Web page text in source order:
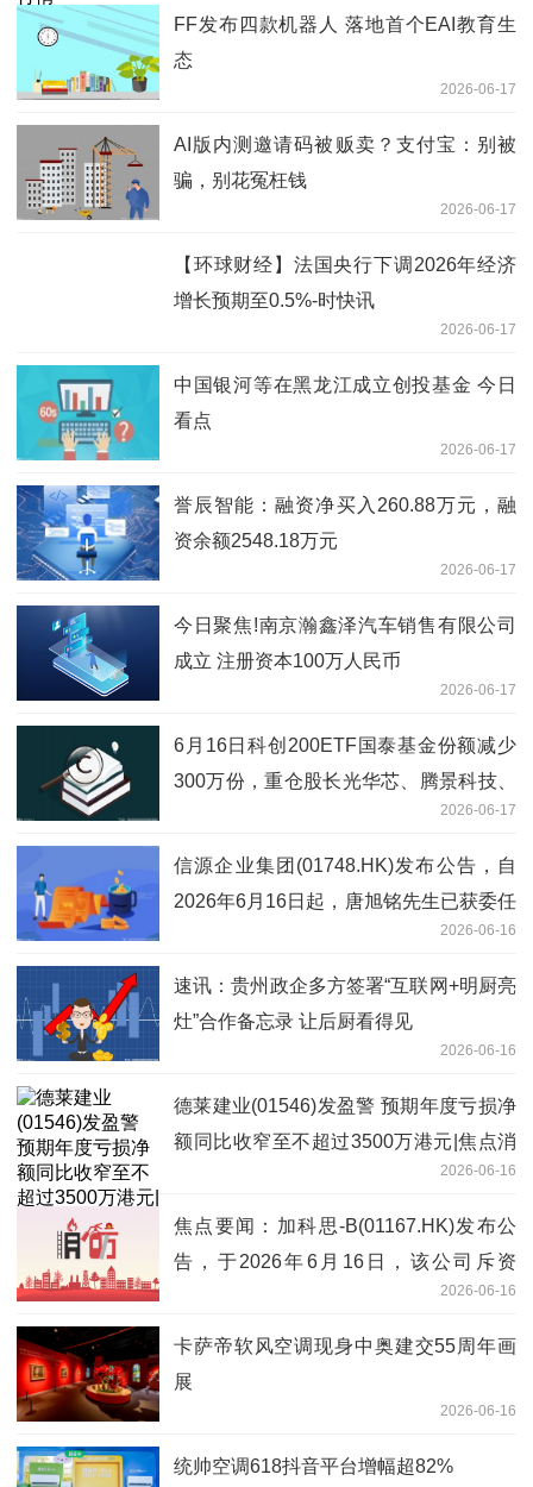
FF发布四款机器人 落地首个EAI教育生
态
2026-06-17
AI版内测邀请码被贩卖？支付宝：别被
骗，别花冤枉钱
2026-06-17
【环球财经】法国央行下调2026年经济
增长预期至0.5%-时快讯
2026-06-17
中国银河等在黑龙江成立创投基金 今日
看点
2026-06-17
誉辰智能：融资净买入260.88万元，融
资余额2548.18万元
2026-06-17
今日聚焦!南京瀚鑫泽汽车销售有限公司
成立 注册资本100万人民币
2026-06-17
6月16日科创200ETF国泰基金份额减少
300万份，重仓股长光华芯、腾景科技、
2026-06-17
信源企业集团(01748.HK)发布公告，自
2026年6月16日起，唐旭铭先生已获委任
2026-06-16
速讯：贵州政企多方签署“互联网+明厨亮
灶”合作备忘录 让后厨看得见
2026-06-16
德莱建业(01546)发盈警 预期年度亏损净
额同比收窄至不超过3500万港元|焦点消
2026-06-16
焦点要闻：加科思-B(01167.HK)发布公
告，于2026年6月16日，该公司斥资
2026-06-16
卡萨帝软风空调现身中奥建交55周年画
展
2026-06-16
统帅空调618抖音平台增幅超82%